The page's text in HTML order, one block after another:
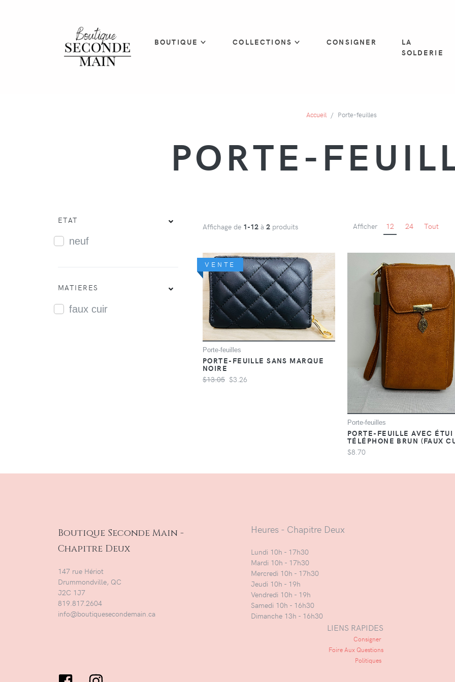
BOUTIQUE COLLECTIONS CONSIGNER
LA
SOLDERIE
Accueil Porte-feuilles
PORTE-
ETAT
neuf
MATIERES
faux cuir
Affichage de 1-12 à 2 produits Afficher 12 24 Tout
VENTE
Porte-feuilles
PORTE-FEUILLE SANS MARQUE
NOIRE
$13.05 $3.26
Porte-feuilles
PORTE-FEUILLE AVEC ÉTUI
TÉLÉPHONE BRUN (FAUX
$8.70
Boutique Seconde Main -
Chapitre Deux
147 rue Hériot
Drummondville, QC
J2C 1J7
819.817.2604
info@boutiquesecondemain.ca
Heures - Chapitre Deux
Lundi 10h - 17h30
Mardi 10h - 17h30
Mercredi 10h - 17h30
Jeudi 10h - 19h
Vendredi 10h - 19h
Samedi 10h - 16h30
Dimanche 13h - 16h30
LIENS RAPIDES
Consigner
Foire Aux Questions
Politiques